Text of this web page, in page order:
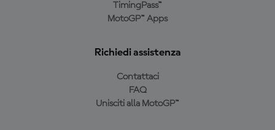
TimingPass™
MotoGP™ Apps
Richiedi assistenza
Contattaci
FAQ
Unisciti alla MotoGP™